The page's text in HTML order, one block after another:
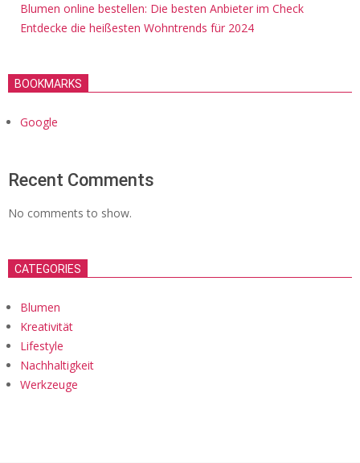
Blumen online bestellen: Die besten Anbieter im Check
Entdecke die heißesten Wohntrends für 2024
BOOKMARKS
Google
Recent Comments
No comments to show.
CATEGORIES
Blumen
Kreativität
Lifestyle
Nachhaltigkeit
Werkzeuge